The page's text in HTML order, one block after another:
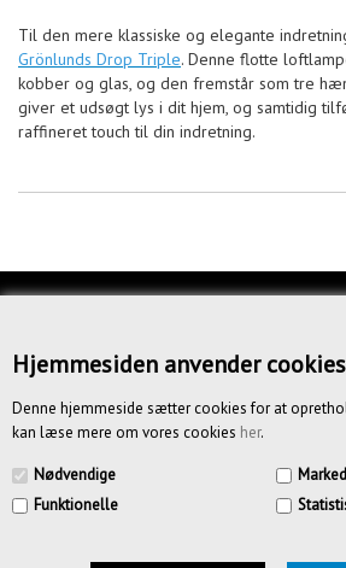
Hjemmesiden anvender cookies
Denne hjemmeside sætter cookies for at
kan læse mere om vores cookies her.
Nødvendige
Funktionelle
Til den mere klassiske og elegante
Grönlunds Drop Triple. Denne flotte
kobber og glas, og den fremstår som tre
giver et udsøgt lys i dit hjem, og samtidig
raffineret touch til din indretning.
OM OS
BETINGELSER
CREATIV.DK APS | Vandmestervej 20 |